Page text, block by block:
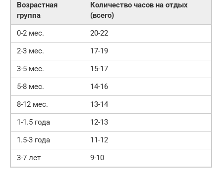
Возрастная
группа
Количество часов на отдых
(всего)
0-2 мес.
20-22
2-3 мес.
17-19
3-5 мес.
15-17
5-8 мес.
14-16
8-12 мес.
13-14
1-1.5 года
12-13
1.5-3 года
11-12
3-7 лет
9-10